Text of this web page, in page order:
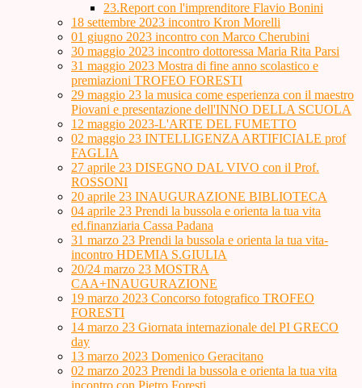
23.Report con l'imprenditore Flavio Bonini
18 settembre 2023 incontro Kron Morelli
01 giugno 2023 incontro con Marco Cherubini
30 maggio 2023 incontro dottoressa Maria Rita Parsi
31 maggio 2023 Mostra di fine anno scolastico e
premiazioni TROFEO FORESTI
29 maggio 23 la musica come esperienza con il maestro
Piovani e presentazione dell'INNO DELLA SCUOLA
12 maggio 2023-L'ARTE DEL FUMETTO
02 maggio 23 INTELLIGENZA ARTIFICIALE prof
FAGLIA
27 aprile 23 DISEGNO DAL VIVO con il Prof.
ROSSONI
20 aprile 23 INAUGURAZIONE BIBLIOTECA
04 aprile 23 Prendi la bussola e orienta la tua vita
ed.finanziaria Cassa Padana
31 marzo 23 Prendi la bussola e orienta la tua vita-
incontro HDEMIA S.GIULIA
20/24 marzo 23 MOSTRA
CAA+INAUGURAZIONE
19 marzo 2023 Concorso fotografico TROFEO
FORESTI
14 marzo 23 Giornata internazionale del PI GRECO
day
13 marzo 2023 Domenico Geracitano
02 marzo 2023 Prendi la bussola e orienta la tua vita